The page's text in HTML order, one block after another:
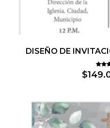
DISEÑO DE
con
5.00
$